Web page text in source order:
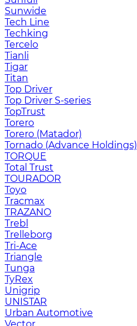
Sunwide
Tech Line
Techking
Tercelo
Tianli
Tigar
Titan
Top Driver
Top Driver S-series
TopTrust
Torero
Torero (Matador)
Tornado (Advance Holdings)
TORQUE
Total Trust
TOURADOR
Toyo
Tracmax
TRAZANO
Trebl
Trelleborg
Tri-Ace
Triangle
Tunga
TyRex
Unigrip
UNISTAR
Urban Automotive